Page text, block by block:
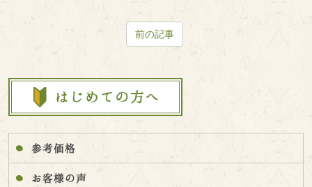
前の記事
参考価格
お客様の声